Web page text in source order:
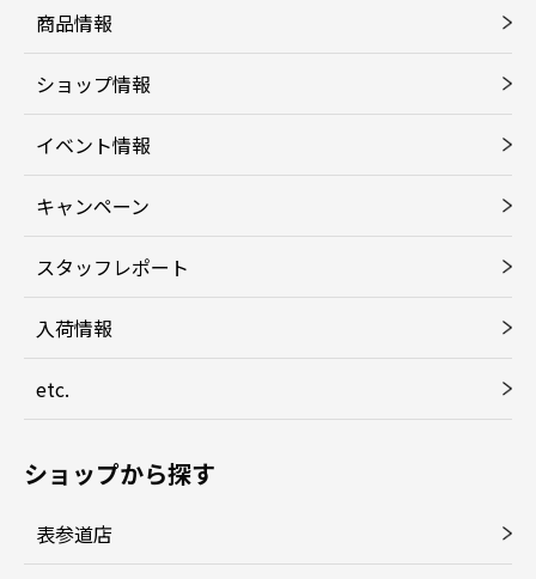
商品情報
ショップ情報
イベント情報
キャンペーン
スタッフレポート
入荷情報
etc.
ショップから探す
表参道店